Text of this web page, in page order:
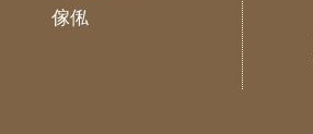
傢俬